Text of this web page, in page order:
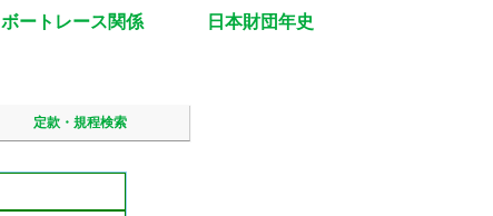
ボートレース関係 日本財団年史
定款・規程検索